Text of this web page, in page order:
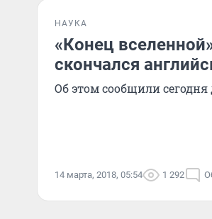
НАУКА
«Конец
скончался
Об этом сообщили сегодня
14 марта, 2018, 05:54 1 292